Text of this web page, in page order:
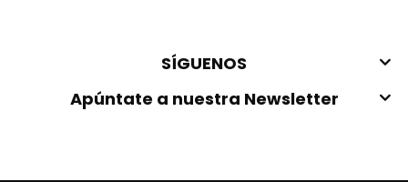
SÍGUENOS
Apúntate a nuestra Newsletter